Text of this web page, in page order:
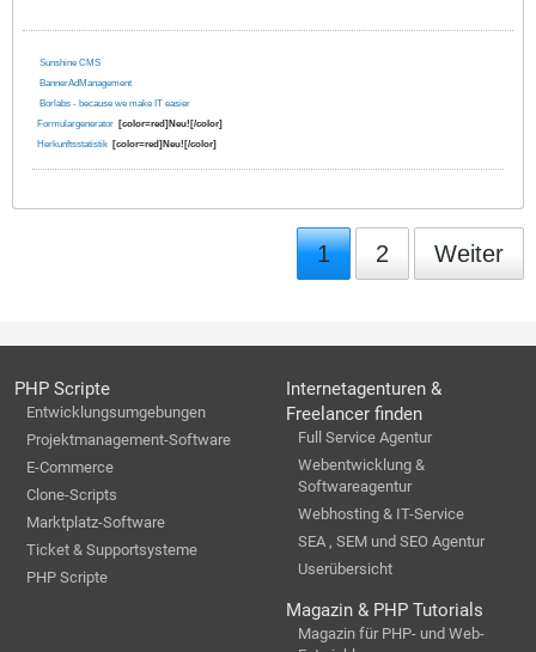
Sunshine CMS
BannerAdManagement
Borlabs - because we make IT easier
Formulargenerator [color=red]Neu![/color]
Herkunftsstatistik [color=red]Neu![/color]
1 2 Weiter
PHP Scripte
Entwicklungsumgebungen
Projektmanagement-Software
E-Commerce
Clone-Scripts
Marktplatz-Software
Ticket & Supportsysteme
PHP Scripte
Internetagenturen &
Freelancer finden
Full Service Agentur
Webentwicklung &
Softwareagentur
Webhosting & IT-Service
SEA , SEM und SEO Agentur
Userübersicht
Magazin & PHP Tutorials
Magazin für PHP- und Web-